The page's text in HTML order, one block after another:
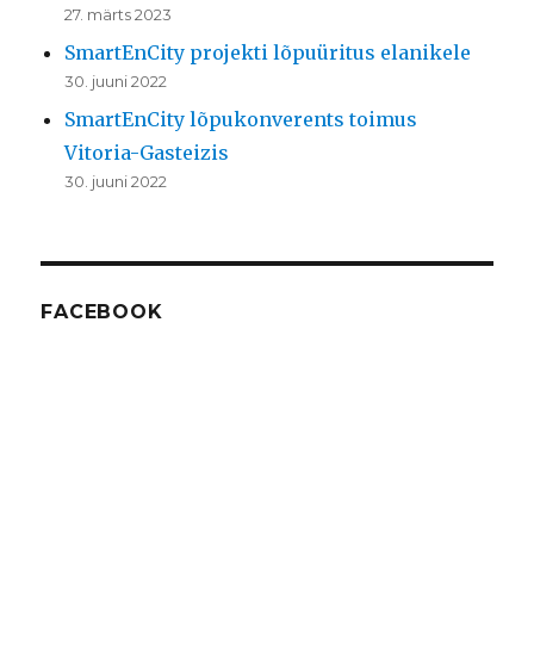
27. märts 2023
SmartEnCity projekti lõpuüritus elanikele
30. juuni 2022
SmartEnCity lõpukonverents toimus
Vitoria-Gasteizis
30. juuni 2022
FACEBOOK